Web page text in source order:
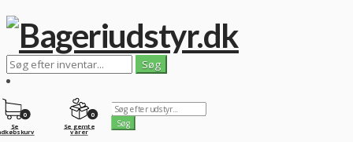
0
Se gemte
varer
0
Se